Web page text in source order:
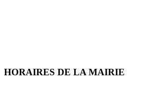
HORAIRES DE LA MAIRIE